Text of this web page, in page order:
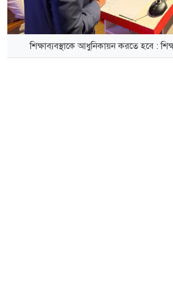
শিক্ষাব্যবস্থাকে আধুনিকায়ন করতে হবে :